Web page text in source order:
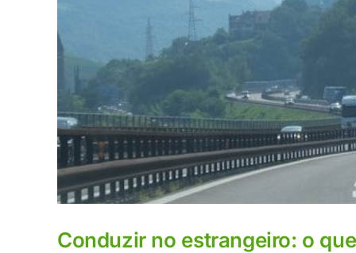
Conduzir no estrangeiro: o